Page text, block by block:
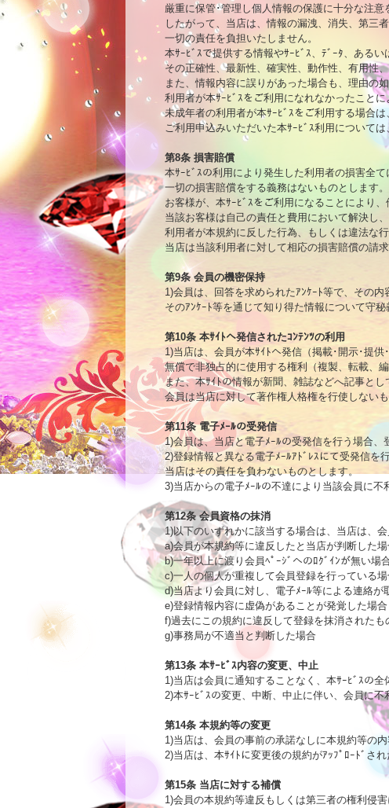
厳重に保管･管理し個人情報の保護に十分な注
したがって、当店は、情報の漏洩、消失、第三
一切の責任を負担いたしません。
本ｻｰﾋﾞｽで提供する情報やｻｰﾋﾞｽ、ﾃﾞｰﾀ、ある
その正確性、最新性、確実性、動作性、有用性
また、情報内容に誤りがあった場合も、理由の
利用者が本ｻｰﾋﾞｽをご利用になれなかったこと
未成年者の利用者が本ｻｰﾋﾞｽをご利用する場合
ご利用申込みいただいた本ｻｰﾋﾞｽ利用について
第8条 損害賠償
本ｻｰﾋﾞｽの利用により発生した利用者の損害全
一切の損害賠償をする義務はないものとします。
お客様が、本ｻｰﾋﾞｽをご利用になることにより
当該お客様は自己の責任と費用において解決し
利用者が本規約に反した行為、もしくは違法な
当店は当該利用者に対して相応の損害賠償の請
第9条 会員の機密保持
1)会員は、回答を求められたｱﾝｹｰﾄ等で、その
そのｱﾝｹｰﾄ等を通じて知り得た情報について守
第10条 本ｻｲﾄへ発信されたｺﾝﾃﾝﾂの利用
1)当店は、会員が本ｻｲﾄへ発信（掲載･開示･提供
無償で非独占的に使用する権利（複製、転載、
また、本ｻｲﾄの情報が新聞、雑誌などへ記事と
会員は当店に対して著作権人格権を行使しない
第11条 電子ﾒｰﾙの受発信
1)会員は、当店と電子ﾒｰﾙの受発信を行う場合、
2)登録情報と異なる電子ﾒｰﾙｱﾄﾞﾚｽにて受発信を
当店はその責任を負わないものとします。
3)当店からの電子ﾒｰﾙの不達により当該会員に不
第12条 会員資格の抹消
1)以下のいずれかに該当する場合は、当店は、
a)会員が本規約等に違反したと当店が判断した
b)一年以上に渡り会員ﾍﾟｰｼﾞへのﾛｸﾞｲﾝが無い場
c)一人の個人が重複して会員登録を行っている
d)当店より会員に対し、電子ﾒｰﾙ等による連絡が
e)登録情報内容に虚偽があることが発覚した場合
f)過去にこの規約に違反して登録を抹消された
g)事務局が不適当と判断した場合
第13条 本ｻｰﾋﾞｽ内容の変更、中止
1)当店は会員に通知することなく、本ｻｰﾋﾞｽの
2)本ｻｰﾋﾞｽの変更、中断、中止に伴い、会員に
第14条 本規約等の変更
1)当店は、会員の事前の承諾なしに本規約等の
2)当店は、本ｻｲﾄに変更後の規約がｱｯﾌﾟﾛｰﾄﾞさ
第15条 当店に対する補償
1)会員の本規約等違反もしくは第三者の権利侵